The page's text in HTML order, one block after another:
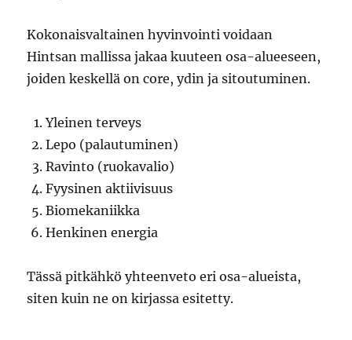
Kokonaisvaltainen hyvinvointi voidaan
Hintsan mallissa jakaa kuuteen osa-alueeseen,
joiden keskellä on core, ydin ja sitoutuminen.
Yleinen terveys
Lepo (palautuminen)
Ravinto (ruokavalio)
Fyysinen aktiivisuus
Biomekaniikka
Henkinen energia
Tässä pitkähkö yhteenveto eri osa-alueista,
siten kuin ne on kirjassa esitetty.